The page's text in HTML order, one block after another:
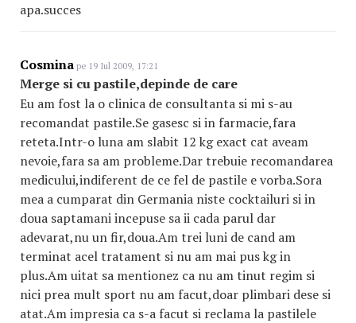
apa.succes
Cosmina pe 19 Iul 2009, 17:21
Merge si cu pastile,depinde de care
Eu am fost la o clinica de consultanta si mi s-au
recomandat pastile.Se gasesc si in farmacie,fara
reteta.Intr-o luna am slabit 12 kg exact cat aveam
nevoie,fara sa am probleme.Dar trebuie recomandarea
medicului,indiferent de ce fel de pastile e vorba.Sora
mea a cumparat din Germania niste cocktailuri si in
doua saptamani incepuse sa ii cada parul dar
adevarat,nu un fir,doua.Am trei luni de cand am
terminat acel tratament si nu am mai pus kg in
plus.Am uitat sa mentionez ca nu am tinut regim si
nici prea mult sport nu am facut,doar plimbari dese si
atat.Am impresia ca s-a facut si reclama la pastilele